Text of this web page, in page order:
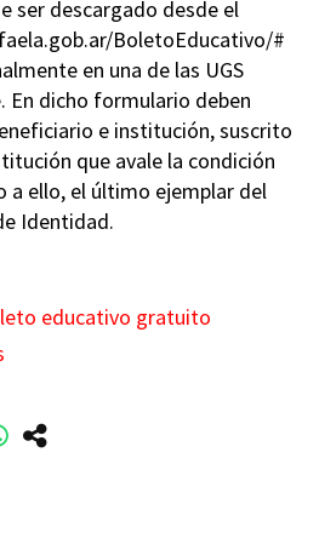
ser descargado desde el
BoletoEducativo/#
en una de las UGS
dicho formulario deben
e institución, suscrito
que avale la condición
a ello, el último ejemplar del
Identidad.
educativo gratuito